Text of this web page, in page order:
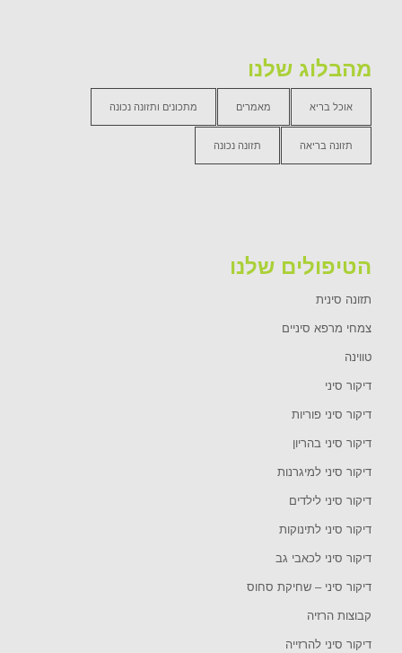
מהבלוג שלנו
אוכל בריא מאמרים מתכונים ותזונה נכונה
תזונה בריאה תזונה נכונה
הטיפולים שלנו
תזונה סינית
צמחי מרפא סיניים
טווינה
דיקור סיני
דיקור סיני פוריות
דיקור סיני בהריון
דיקור סיני למיגרנות
דיקור סיני לילדים
דיקור סיני לתינוקות
דיקור סיני לכאבי גב
דיקור סיני – שחיקת סחוס
קבוצות הרזיה
דיקור סיני להרזייה